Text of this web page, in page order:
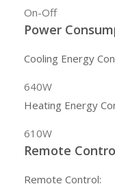
On-Off
Power
Cooling Energy
640W
Heating Energy
610W
Remote
Remote Control: